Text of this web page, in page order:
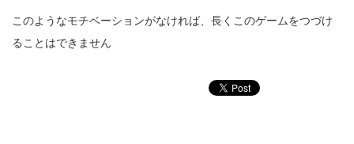
このようなモチベーションがなければ、長くこのゲームをつづけ
ることはできません